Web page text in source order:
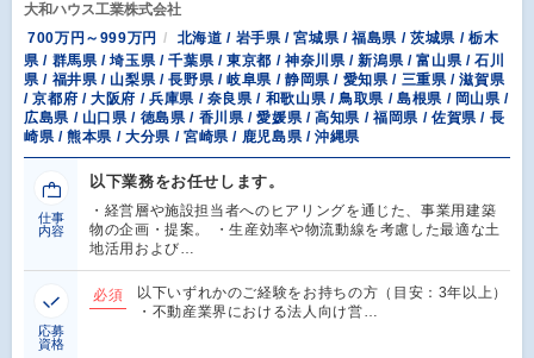
大和ハウス工業株式会社
700万円～999万円
北海道 / 岩手県 / 宮城県 / 福島県 / 茨城県 / 栃木
県 / 群馬県 / 埼玉県 / 千葉県 / 東京都 / 神奈川県 / 新潟県 / 富山県 / 石川
県 / 福井県 / 山梨県 / 長野県 / 岐阜県 / 静岡県 / 愛知県 / 三重県 / 滋賀県
/ 京都府 / 大阪府 / 兵庫県 / 奈良県 / 和歌山県 / 鳥取県 / 島根県 / 岡山県 /
広島県 / 山口県 / 徳島県 / 香川県 / 愛媛県 / 高知県 / 福岡県 / 佐賀県 / 長
崎県 / 熊本県 / 大分県 / 宮崎県 / 鹿児島県 / 沖縄県
仕事
内容
以下業務をお任せします。
・経営層や施設担当者へのヒアリングを通じた、事業用建築
物の企画・提案。 ・生産効率や物流動線を考慮した最適な土
地活用および…
応募
資格
必須
以下いずれかのご経験をお持ちの方（目安：3年以上）
・不動産業界における法人向け営…